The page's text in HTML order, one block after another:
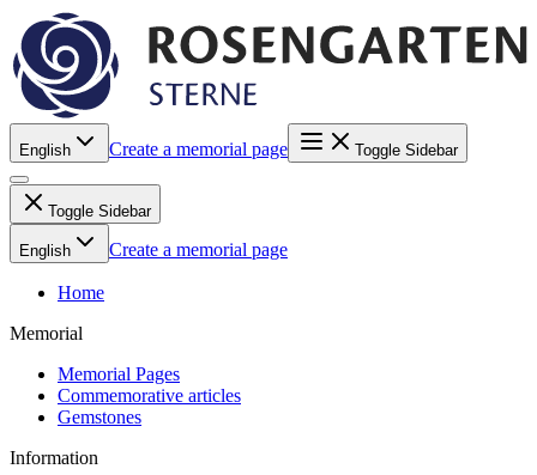
English Create a memorial page Toggle Sidebar
Toggle Sidebar
English Create a memorial page
Home
Memorial
Memorial Pages
Commemorative articles
Gemstones
Information